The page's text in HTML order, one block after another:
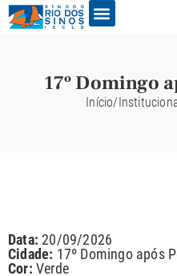
17º Domingo
Início/
Data: 20/09/2026
Cidade: 17º Domingo após
Cor: Verde